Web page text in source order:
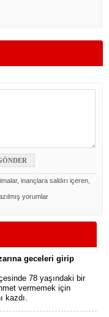
inançlara saldırı içeren,
yorumlar
geceleri girip
78 yaşındaki bir
vermemek için
kazdı.